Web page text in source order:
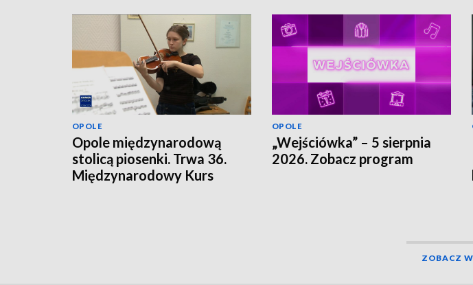
OPOLE
Opole międzynarodową
stolicą piosenki. Trwa 36.
Międzynarodowy Kurs
OPOLE
„Wejściówka” – 5 sierpnia
2026. Zobacz program
ZOBACZ